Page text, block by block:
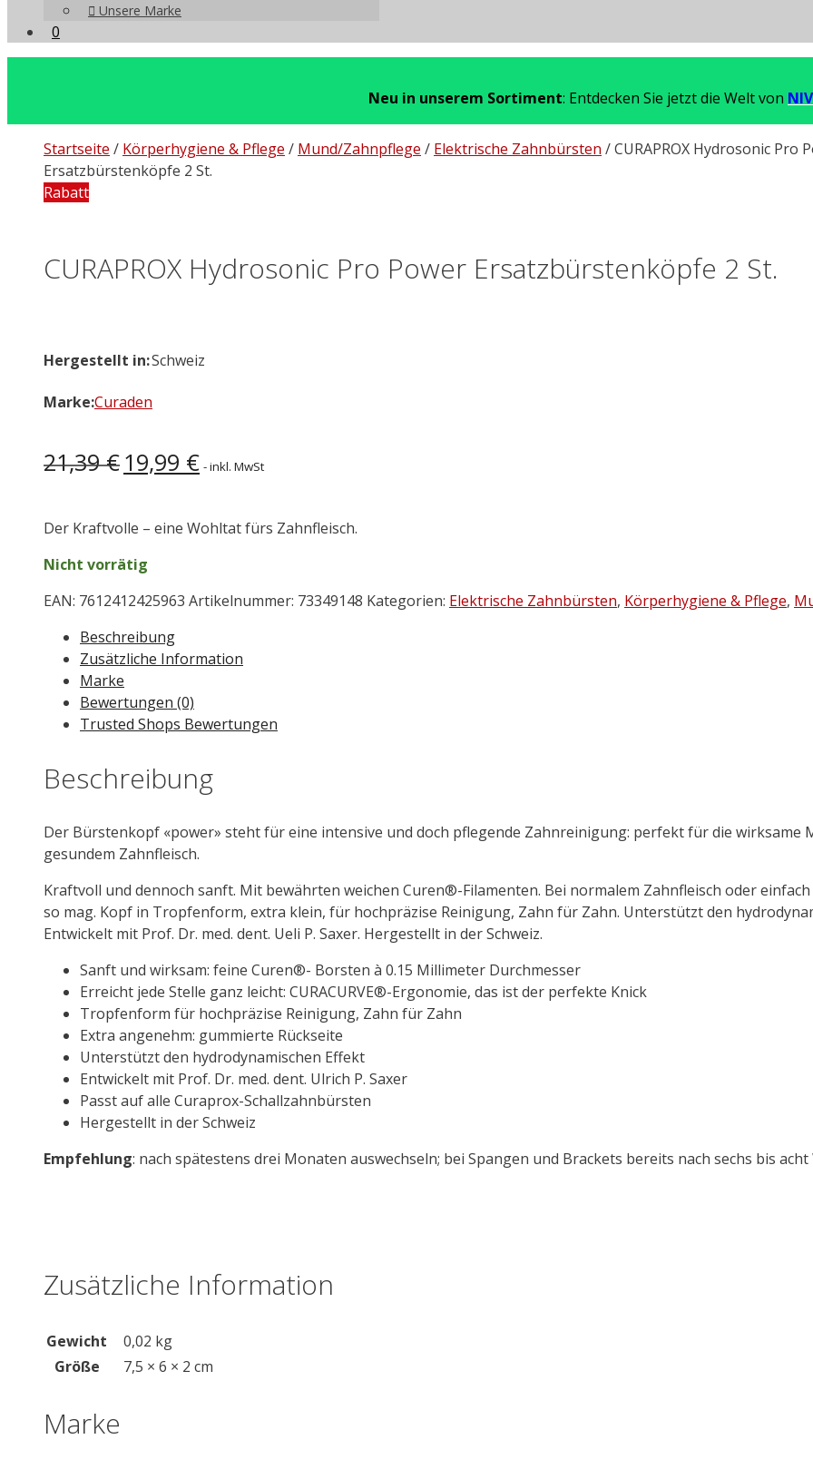
Unsere Marke
0
Neu in unserem Sortiment: Entdecken Sie jetzt die Welt von
Startseite / Körperhygiene & Pflege / Mund/Zahnpflege / Elektrische Zahnbürsten / CURAPROX Hydrosonic Pro
Ersatzbürstenköpfe 2 St.
Rabatt
CURAPROX Hydrosonic Pro Power Ersatzbürstenköpfe 2 St.
Hergestellt in:Schweiz
Marke:Curaden
21,39€ Ursprünglicher
Preis
21,39 €
19,99 €Aktueller
Preis
19,99 €.
- inkl. MwSt
Der Kraftvolle – eine Wohltat fürs Zahnfleisch.
Nicht vorrätig
EAN: 7612412425963 Artikelnummer: 73349148 Kategorien: Elektrische Zahnbürsten, Körperhygiene & Pflege,
Beschreibung
Zusätzliche Information
Marke
Bewertungen (0)
Trusted Shops Bewertungen
Beschreibung
Der Bürstenkopf «power» steht für eine intensive und doch pflegende Zahnreinigung: perfekt für die wirksame
gesundem Zahnfleisch.
Kraftvoll und dennoch sanft. Mit bewährten weichen Curen®-Filamenten. Bei normalem Zahnfleisch oder einfach
so mag. Kopf in Tropfenform, extra klein, für hochpräzise Reinigung, Zahn für Zahn. Unterstützt den
Entwickelt mit Prof. Dr. med. dent. Ueli P. Saxer. Hergestellt in der Schweiz.
Sanft und wirksam: feine Curen®- Borsten à 0.15 Millimeter Durchmesser
Erreicht jede Stelle ganz leicht: CURACURVE®-Ergonomie, das ist der perfekte Knick
Tropfenform für hochpräzise Reinigung, Zahn für Zahn
Extra angenehm: gummierte Rückseite
Unterstützt den hydrodynamischen Effekt
Entwickelt mit Prof. Dr. med. dent. Ulrich P. Saxer
Passt auf alle Curaprox-Schallzahnbürsten
Hergestellt in der Schweiz
Empfehlung: nach spätestens drei Monaten auswechseln; bei Spangen und Brackets bereits nach sechs bis acht
Zusätzliche Information
Gewicht
0,02 kg
Größe
7,5 × 6 × 2 cm
Marke